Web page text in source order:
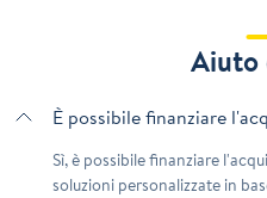
Aiuto
È possibile finanziare
Sì, è possibile finanziare
soluzioni personalizzate in